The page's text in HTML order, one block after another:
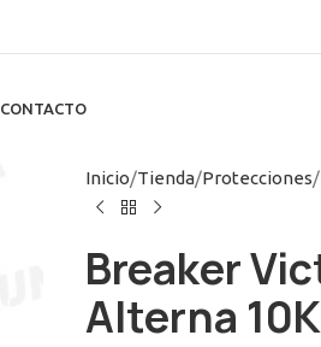
CONTACTO
Inicio Tienda Protecciones
Breaker
Alterna